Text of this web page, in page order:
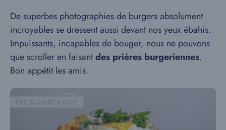
De superbes photographies de burgers absolument
incroyables se dressent aussi devant nos yeux ébahis.
Impuissants, incapables de bouger, nous ne pouvons
que scroller en faisantdes prières burgeriennes.
Bon appétit les amis.